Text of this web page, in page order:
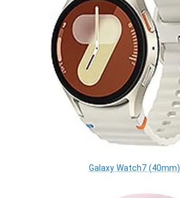
Galaxy Watch7 (40mm)